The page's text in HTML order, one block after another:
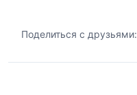
Поделиться с друзьями: